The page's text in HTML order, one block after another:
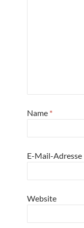
Name *
E-Mail-Adresse
Website